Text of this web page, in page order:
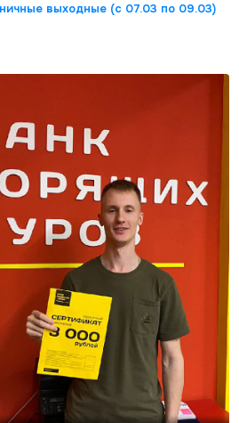
выходные (с 07.03 по 09.03)